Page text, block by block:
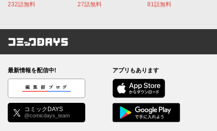
232話無料 27話無料 81話無料
コミックDAYS
最新情報を配信中!
編集部ブログ
コミックDAYS
@comicdays_team
アプリもあります